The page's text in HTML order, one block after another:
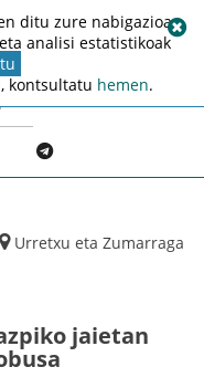
Urretxu eta Zumarraga
jaietan
ditu zure nabigazioa
analisi estatistikoak
kontsultatu hemen.